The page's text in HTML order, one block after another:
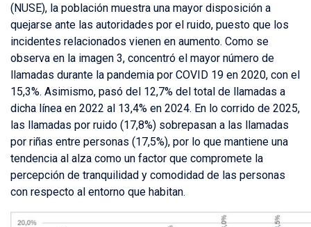
(NUSE), la población muestra una mayor disposición a
quejarse ante las autoridades por el ruido, puesto que los
incidentes relacionados vienen en aumento. Como se
observa en la imagen 3, concentró el mayor número de
llamadas durante la pandemia por COVID 19 en 2020, con el
15,3%. Asimismo, pasó del 12,7% del total de llamadas a
dicha línea en 2022 al 13,4% en 2024. En lo corrido de 2025,
las llamadas por ruido (17,8%) sobrepasan a las llamadas
por riñas entre personas (17,5%), por lo que mantiene una
tendencia al alza como un factor que compromete la
percepción de tranquilidad y comodidad de las personas
con respecto al entorno que habitan.